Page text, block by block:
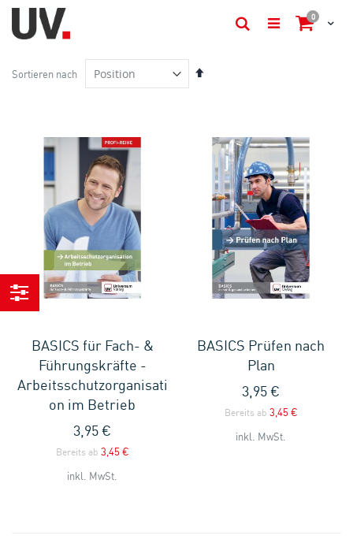
Cart
0Artikel
Suche
Sortieren nach
In
BASICS für Fach- &
Führungskräfte -
Arbeitsschutzorganisati
on im Betrieb
3,95 €
Bereits ab 3,45 €
inkl. MwSt.
BASICS Prüfen nach
Plan
3,95 €
Bereits ab 3,45 €
inkl. MwSt.
Einkaufen